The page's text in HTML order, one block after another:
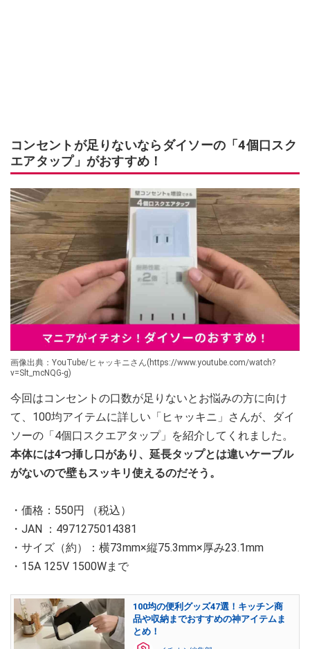
コンセントが足りないならダイソーの「4個口スク
エアタップ」がおすすめ！
画像出典：YouTube/ヒャッキニさん(https://www.youtube.com/watch?
v=Slt_mcNQG-g)
今回はコンセントの口数が足りないとお悩みの方に向け
て、100均アイテムに詳しい「ヒャッキニ」さんが、ダイ
ソーの「4個口スクエアタップ」を紹介してくれました。
本体には4つ挿し口があり、延長タップとは違いケーブル
がないので壁もスッキリ使えるのだそう。
・価格：550円 （税込）
・JAN ：4971275014381
・サイズ（約）：横73mm×縦75.3mm×厚み23.1mm
・15A 125V 1500Wまで
100均の便利グッズ47選！キッチン商
品や収納までおすすめの神アイテムま
とめ！